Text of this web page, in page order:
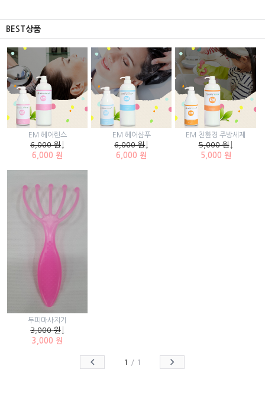
BEST상품
EM 헤어린스
6,000 원
6,000 원
EM 헤어샴푸
6,000 원↓
6,000 원
EM 친환경 주방세제
5,000 원↓
5,000 원
두피마사지기
3,000 원
3,000 원
1 / 1